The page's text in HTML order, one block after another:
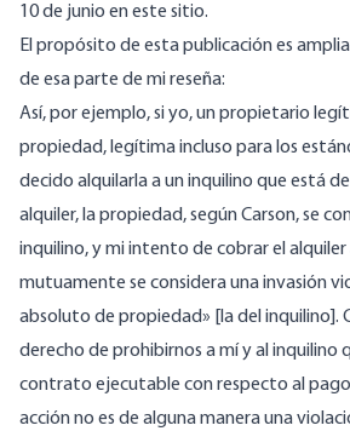
10 de junio en este sitio.
El propósito de esta publicación es
de esa parte de mi reseña:
Así, por ejemplo, si yo, un propietario
propiedad, legítima incluso para los
decido alquilarla a un inquilino que está
alquiler, la propiedad, según Carson, se
inquilino, y mi intento de cobrar el
mutuamente se considera una invasión
absoluto de propiedad» [la del inquilino].
derecho de prohibirnos a mí y al inquilino
contrato ejecutable con respecto al
acción no es de alguna manera una